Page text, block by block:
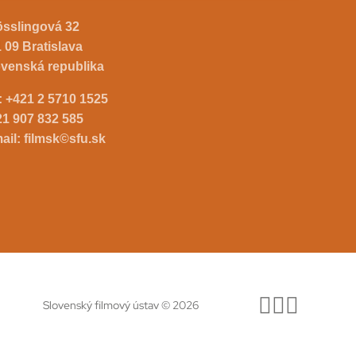
32
09 Bratislava
republika
+421 2 5710 1525
907 832 585
filmsk©sfu.sk
Slovenský filmový ústav © 2026